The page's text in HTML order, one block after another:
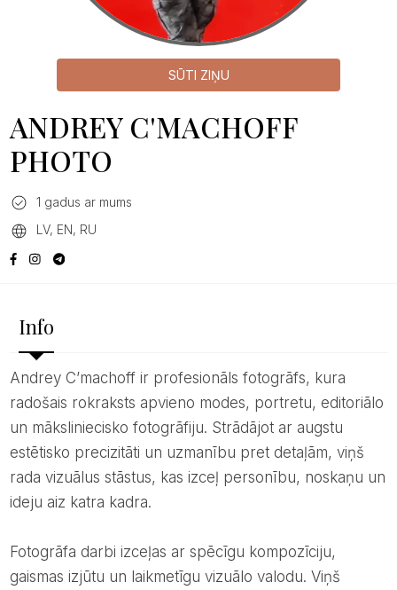
SŪTI ZIŅU
ANDREY C'MACHOFF
PHOTO
1 gadus ar mums
LV, EN, RU
Info
Andrey C’machoff ir profesionāls fotogrāfs, kura
radošais rokraksts apvieno modes, portretu, editoriālo
un māksliniecisko fotogrāfiju. Strādājot ar augstu
estētisko precizitāti un uzmanību pret detaļām, viņš
rada vizuālus stāstus, kas izceļ personību, noskaņu un
ideju aiz katra kadra.
Fotogrāfa darbi izceļas ar spēcīgu kompozīciju,
gaismas izjūtu un laikmetīgu vizuālo valodu. Viņš